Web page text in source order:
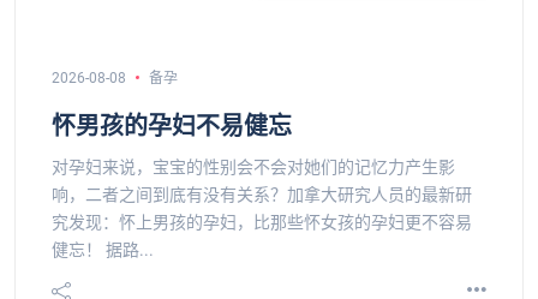
2026-08-08 备孕
怀男孩的孕妇不易健忘
对孕妇来说，宝宝的性别会不会对她们的记忆力产生影
响，二者之间到底有没有关系？加拿大研究人员的最新研
究发现：怀上男孩的孕妇，比那些怀女孩的孕妇更不容易
健忘！ 据路...